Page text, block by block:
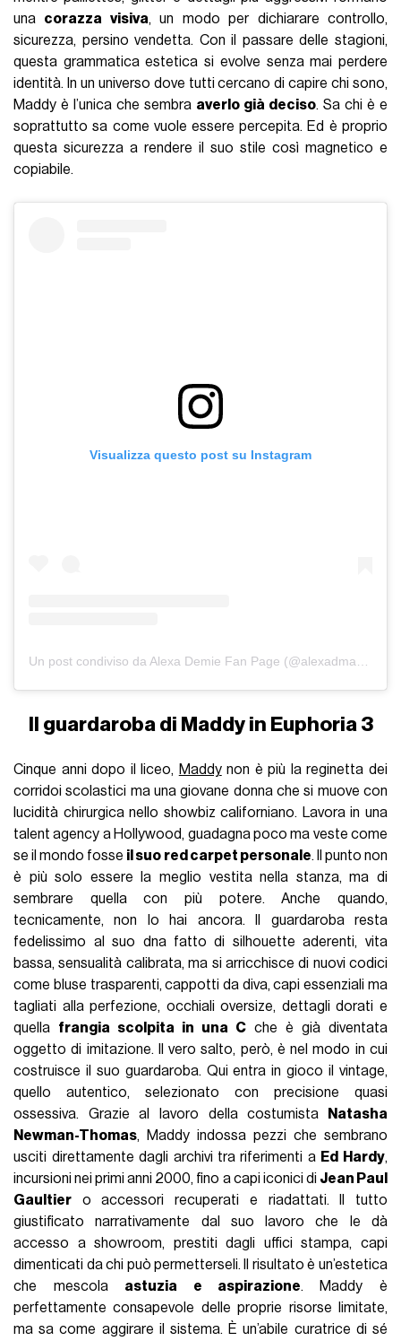
una corazza visiva, un modo per dichiarare controllo,
sicurezza, persino vendetta. Con il passare delle stagioni,
questa grammatica estetica si evolve senza mai perdere
identità. In un universo dove tutti cercano di capire chi sono,
Maddy è l’unica che sembra averlo già deciso. Sa chi è e
soprattutto sa come vuole essere percepita. Ed è proprio
questa sicurezza a rendere il suo stile così magnetico e
copiabile.
Visualizza questo post su Instagram
Un post condiviso da Alexa Demie Fan Page (@alexadmafia)
Il guardaroba di Maddy in Euphoria 3
Cinque anni dopo il liceo, Maddynon è più la reginetta dei
corridoi scolastici ma una giovane donna che si muove con
lucidità chirurgica nello showbiz californiano. Lavora in una
talent agency a Hollywood, guadagna poco ma veste come
se il mondo fosse il suo red carpet personale. Il punto non
è più solo essere la meglio vestita nella stanza, ma di
sembrare quella con più potere. Anche quando,
tecnicamente, non lo hai ancora. Il guardaroba resta
fedelissimo al suo dna fatto di silhouette aderenti, vita
bassa, sensualità calibrata, ma si arricchisce di nuovi codici
come bluse trasparenti, cappotti da diva, capi essenziali ma
tagliati alla perfezione, occhiali oversize, dettagli dorati e
quella frangia scolpita in una C che è già diventata
oggetto di imitazione. Il vero salto, però, è nel modo in cui
costruisce il suo guardaroba. Qui entra in gioco il vintage,
quello autentico, selezionato con precisione quasi
ossessiva. Grazie al lavoro della costumista Natasha
Newman-Thomas, Maddy indossa pezzi che sembrano
usciti direttamente dagli archivi tra riferimenti a Ed Hardy,
incursioni nei primi anni 2000, fino a capi iconici di Jean Paul
Gaultier o accessori recuperati e riadattati. Il tutto
giustificato narrativamente dal suo lavoro che le dà
accesso a showroom, prestiti dagli uffici stampa, capi
dimenticati da chi può permetterseli. Il risultato è un’estetica
che mescola astuzia e aspirazione. Maddy è
perfettamente consapevole delle proprie risorse limitate,
ma sa come aggirare il sistema. È un’abile curatrice di sé